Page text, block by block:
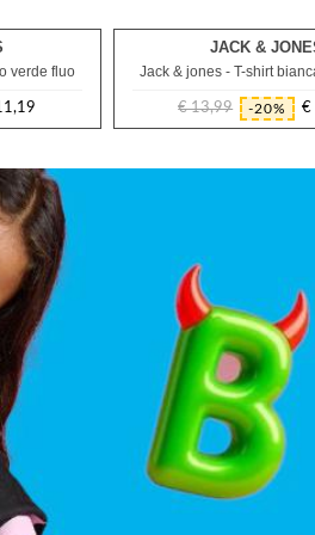
verde fluo
10A
JACK &
Jack & jones - T-shirt
Prezzo
€ 13,99 -20%
Prezzo
€